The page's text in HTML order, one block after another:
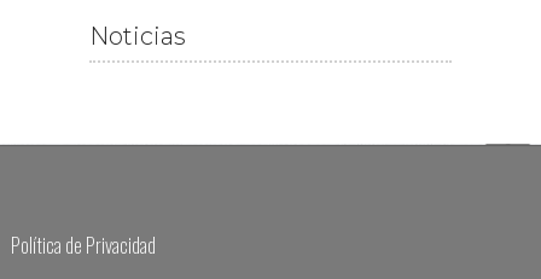
Noticias
Política de Privacidad